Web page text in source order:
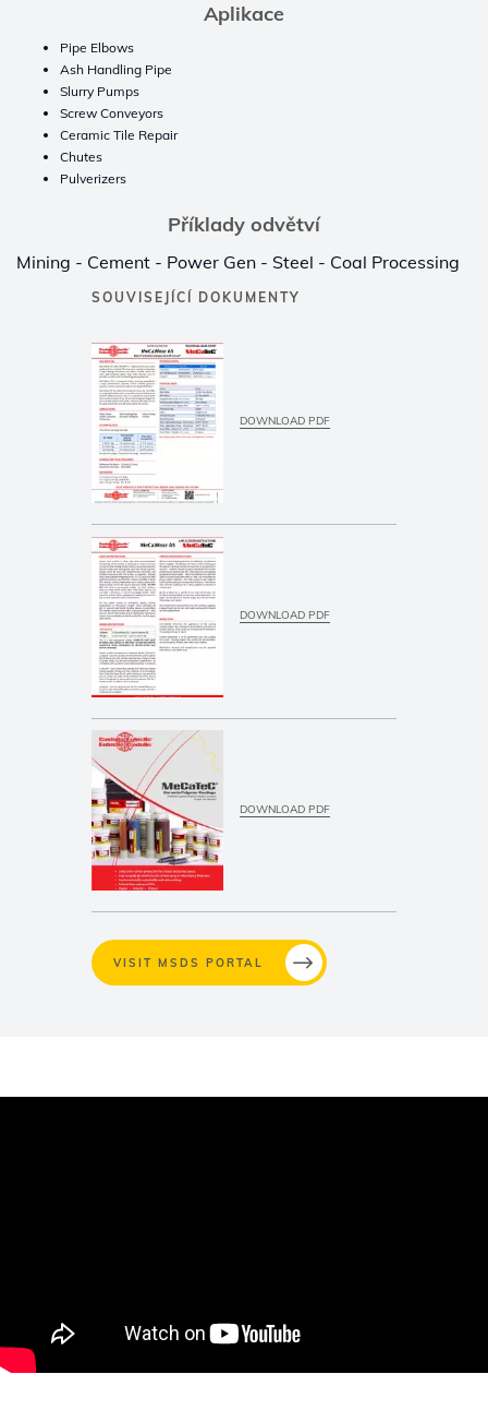
Aplikace
Pipe Elbows
Ash Handling Pipe
Slurry Pumps
Screw Conveyors
Ceramic Tile Repair
Chutes
Pulverizers
Příklady odvětví
Mining - Cement - Power Gen - Steel - Coal Processing
SOUVISEJÍCÍ DOKUMENTY
DOWNLOAD PDF
DOWNLOAD PDF
DOWNLOAD PDF
VISIT MSDS PORTAL